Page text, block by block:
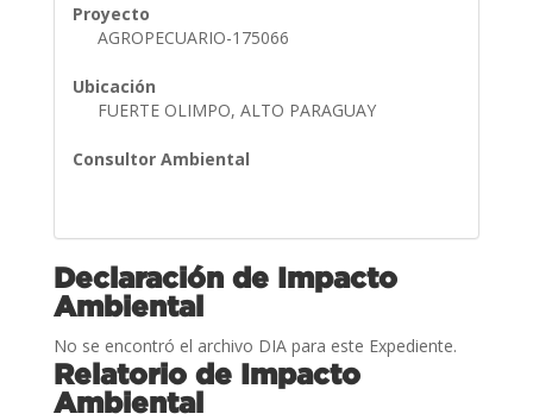
Proyecto
AGROPECUARIO-175066
Ubicación
FUERTE OLIMPO, ALTO PARAGUAY
Consultor Ambiental
Declaración de Impacto
Ambiental
No se encontró el archivo DIA para este Expediente.
Relatorio de Impacto
Ambiental